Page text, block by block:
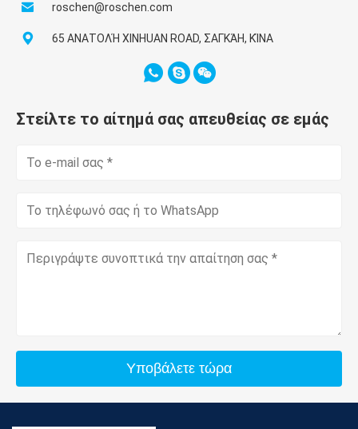
roschen@roschen.com
65 ΑΝΑΤΟΛΉ XINHUAN ROAD, ΣΑΓΚΆΗ, ΚΊΝΑ
Στείλτε το αίτημά σας απευθείας σε εμάς
Υποβάλετε τώρα